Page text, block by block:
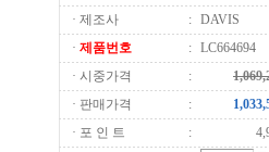
· 제조사
:
DAVIS
· 제품번호 :
LC664694
· 시중가격
:
· 판매가격
:
· 포 인 트
: